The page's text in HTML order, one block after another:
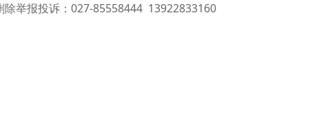
举报投诉：027-85558444 13922833160